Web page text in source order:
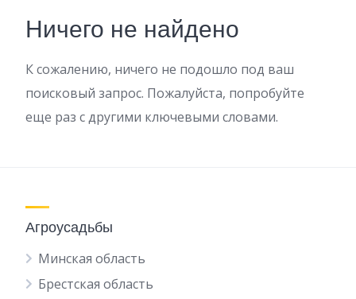
Ничего не найдено
К сожалению, ничего не подошло под ваш
поисковый запрос. Пожалуйста, попробуйте
еще раз с другими ключевыми словами.
Агроусадьбы
Минская область
Брестская область